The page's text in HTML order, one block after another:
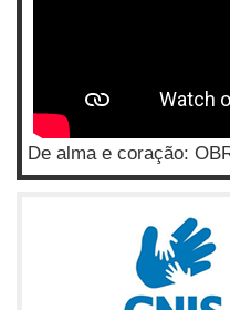
De alma e coração: